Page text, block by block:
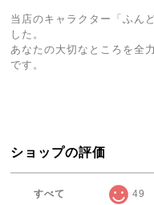
当店のキャラクター「ふん
した。
あなたの大切なところを全
です。
ショップの評価
すべて 49